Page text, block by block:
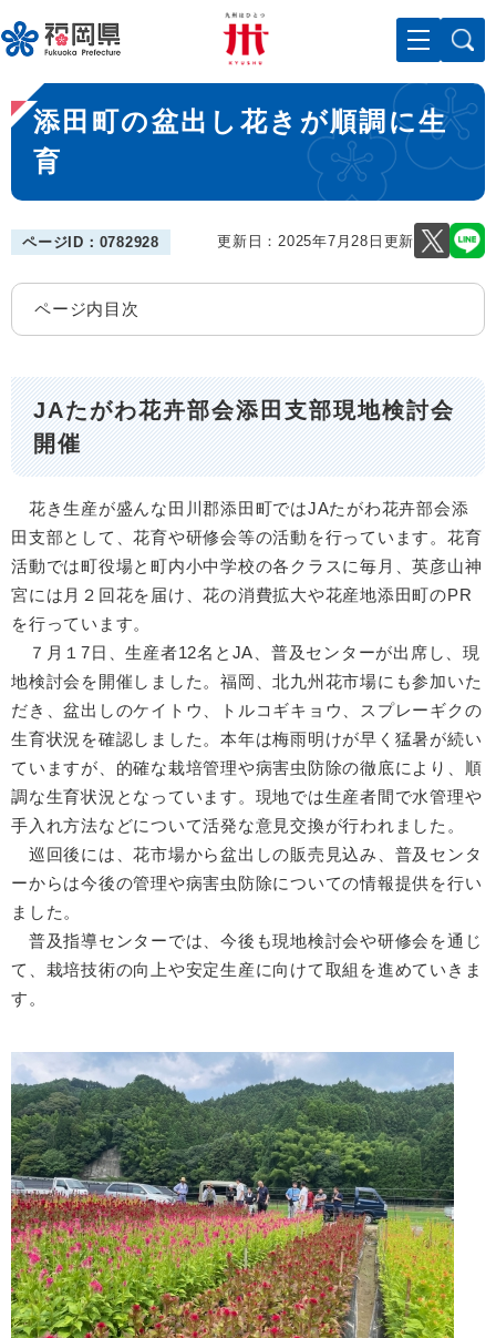
ー
ジ
先
頭
。
メニューを飛ばして本文へ
本
文
添田町の盆出し花きが順調に生
育
ページID：0782928 更新日：2025年7月28日更新
ページ内目次
JAたがわ花卉部会添田支部現地検討会
開催
花き生産が盛んな田川郡添田町ではJAたがわ花卉部会添
田支部として、花育や研修会等の活動を行っています。花育
活動では町役場と町内小中学校の各クラスに毎月、英彦山神
宮には月２回花を届け、花の消費拡大や花産地添田町のPR
を行っています。
７月１7日、生産者12名とJA、普及センターが出席し、現
地検討会を開催しました。福岡、北九州花市場にも参加いた
だき、盆出しのケイトウ、トルコギキョウ、スプレーギクの
生育状況を確認しました。本年は梅雨明けが早く猛暑が続い
ていますが、的確な栽培管理や病害虫防除の徹底により、順
調な生育状況となっています。現地では生産者間で水管理や
手入れ方法などについて活発な意見交換が行われました。
巡回後には、花市場から盆出しの販売見込み、普及センタ
ーからは今後の管理や病害虫防除についての情報提供を行い
ました。
普及指導センターでは、今後も現地検討会や研修会を通じ
て、栽培技術の向上や安定生産に向けて取組を進めていきま
す。